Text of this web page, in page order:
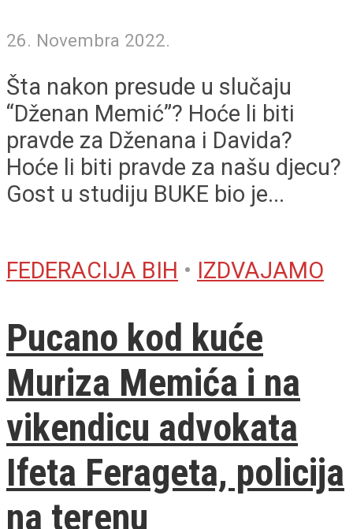
26. Novembra 2022.
Šta nakon presude u slučaju
“Dženan Memić”? Hoće li biti
pravde za Dženana i Davida?
Hoće li biti pravde za našu djecu?
Gost u studiju BUKE bio je...
FEDERACIJA BIH • IZDVAJAMO
Pucano kod kuće
Muriza Memića i na
vikendicu advokata
Ifeta Ferageta, policija
na terenu